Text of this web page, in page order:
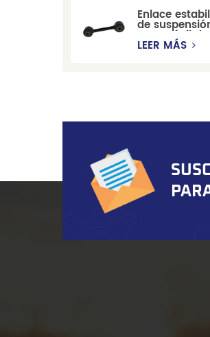
Enlace
de
automóvil de
para Chevrolet
LEER MÁS